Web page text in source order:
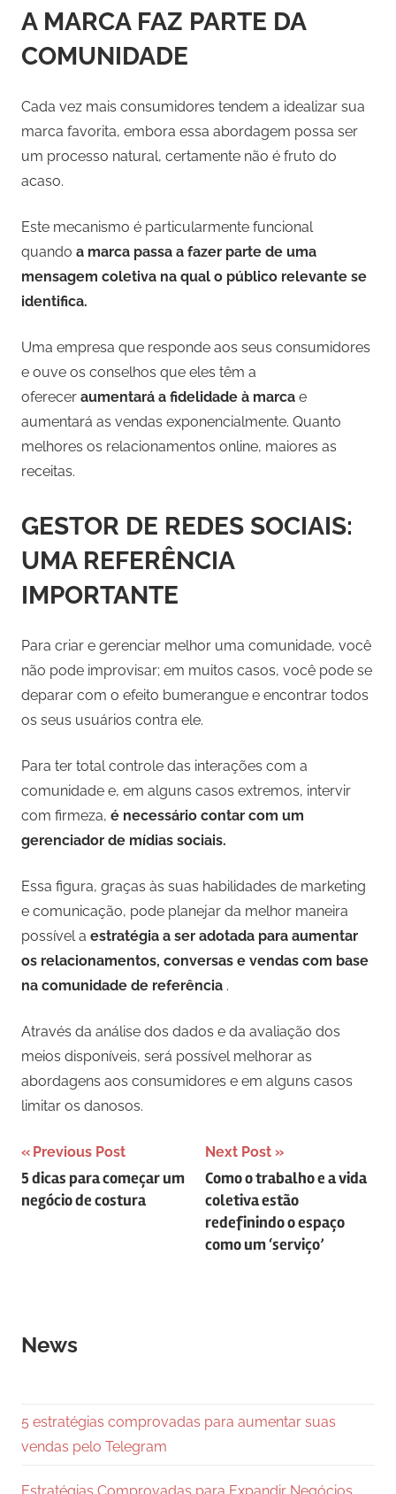
A MARCA FAZ PARTE DA
COMUNIDADE
Cada vez mais consumidores tendem a idealizar sua
marca favorita, embora essa abordagem possa ser
um processo natural, certamente não é fruto do
acaso.
Este mecanismo é particularmente funcional
quando a marca passa a fazer parte de uma
mensagem coletiva na qual o público relevante se
identifica.
Uma empresa que responde aos seus consumidores
e ouve os conselhos que eles têm a
oferecer aumentará a fidelidade à marca e
aumentará as vendas exponencialmente. Quanto
melhores os relacionamentos online, maiores as
receitas.
GESTOR DE REDES SOCIAIS:
UMA REFERÊNCIA
IMPORTANTE
Para criar e gerenciar melhor uma comunidade, você
não pode improvisar; em muitos casos, você pode se
deparar com o efeito bumerangue e encontrar todos
os seus usuários contra ele.
Para ter total controle das interações com a
comunidade e, em alguns casos extremos, intervir
com firmeza, é necessário contar com um
gerenciador de mídias sociais.
Essa figura, graças às suas habilidades de marketing
e comunicação, pode planejar da melhor maneira
possível a estratégia a ser adotada para aumentar
os relacionamentos, conversas e vendas com base
na comunidade de referência .
Através da análise dos dados e da avaliação dos
meios disponíveis, será possível melhorar as
abordagens aos consumidores e em alguns casos
limitar os danosos.
Navegação
de
Previous Post
5 dicas para começar um
negócio de costura
Next Post
Como o trabalho e a vida
coletiva estão
redefinindo o espaço
como um ‘serviço’
News
5 estratégias comprovadas para aumentar suas
vendas pelo Telegram